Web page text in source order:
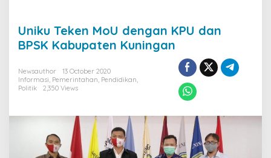
Uniku Teken MoU dengan KPU dan
BPSK Kabupaten Kuningan
Newsauthor
13 October 2020
Informasi, Pemerintahan, Pendidikan,
Politik
2,350 Views